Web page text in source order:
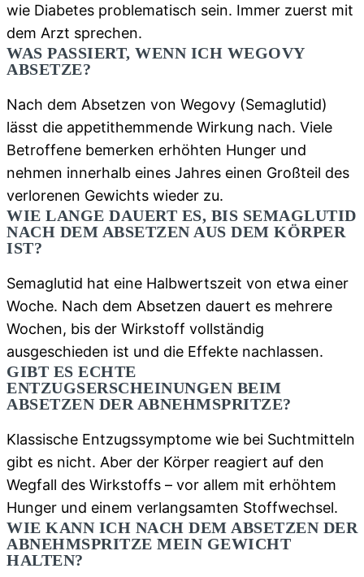
wie Diabetes problematisch sein. Immer zuerst mit
dem Arzt sprechen.
WAS PASSIERT, WENN ICH WEGOVY
ABSETZE?
Nach dem Absetzen von Wegovy (Semaglutid)
lässt die appetithemmende Wirkung nach. Viele
Betroffene bemerken erhöhten Hunger und
nehmen innerhalb eines Jahres einen Großteil des
verlorenen Gewichts wieder zu.
WIE LANGE DAUERT ES, BIS SEMAGLUTID
NACH DEM ABSETZEN AUS DEM KÖRPER
IST?
Semaglutid hat eine Halbwertszeit von etwa einer
Woche. Nach dem Absetzen dauert es mehrere
Wochen, bis der Wirkstoff vollständig
ausgeschieden ist und die Effekte nachlassen.
GIBT ES ECHTE
ENTZUGSERSCHEINUNGEN BEIM
ABSETZEN DER ABNEHMSPRITZE?
Klassische Entzugssymptome wie bei Suchtmitteln
gibt es nicht. Aber der Körper reagiert auf den
Wegfall des Wirkstoffs – vor allem mit erhöhtem
Hunger und einem verlangsamten Stoffwechsel.
WIE KANN ICH NACH DEM ABSETZEN DER
ABNEHMSPRITZE MEIN GEWICHT
HALTEN?